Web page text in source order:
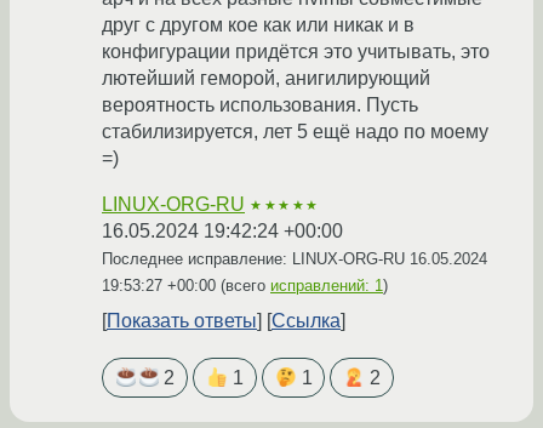
друг с другом кое как или никак и в
конфигурации придётся это учитывать, это
лютейший геморой, анигилирующий
вероятность использования. Пусть
стабилизируется, лет 5 ещё надо по моему
=)
LINUX-ORG-RU ★★★★★
16.05.2024 19:42:24 +00:00
Последнее исправление: LINUX-ORG-RU 16.05.2024
19:53:27 +00:00 (всего исправлений: 1 )
Показать ответы Ссылка
2 1 1 2